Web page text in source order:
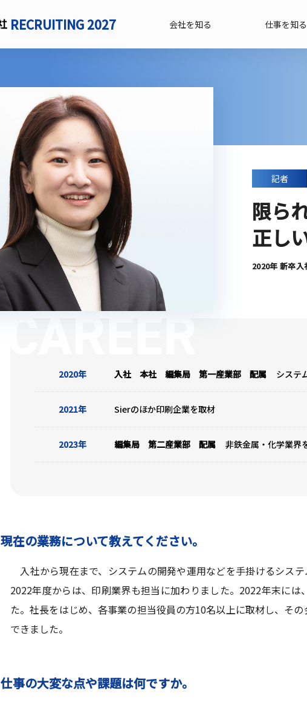
RECRUITING 2027 会社を知る 仕事を知る
記者
限ら
正し
2020年 新卒入
2020年 入社 本社 編集局 第一産業部 配属 システ
2021年 Sierのほか印刷企業を取材
2023年 編集局 第二産業部 配属 非鉄金属・化学業界
現在の業務について教えてください。
入社から現在まで、システムの開発や運用などを手掛けるシス
2022年度からは、印刷業界も担当に加わりました。2022年末に
た。社長をはじめ、各事業の担当役員の方10名以上に取材し、そ
できました。
仕事の大変な点や課題は何ですか。